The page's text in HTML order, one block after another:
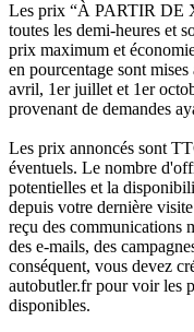
Les prix “À PARTIR DE
toutes les demi-heures et
prix maximum et
en pourcentage sont
avril, 1er juillet et 1er
provenant de demandes
Les prix annoncés sont
éventuels. Le nombre
potentielles et la
depuis votre dernière
reçu des communications
des e-mails, des
conséquent, vous devez
autobutler.fr pour voir les
disponibles.